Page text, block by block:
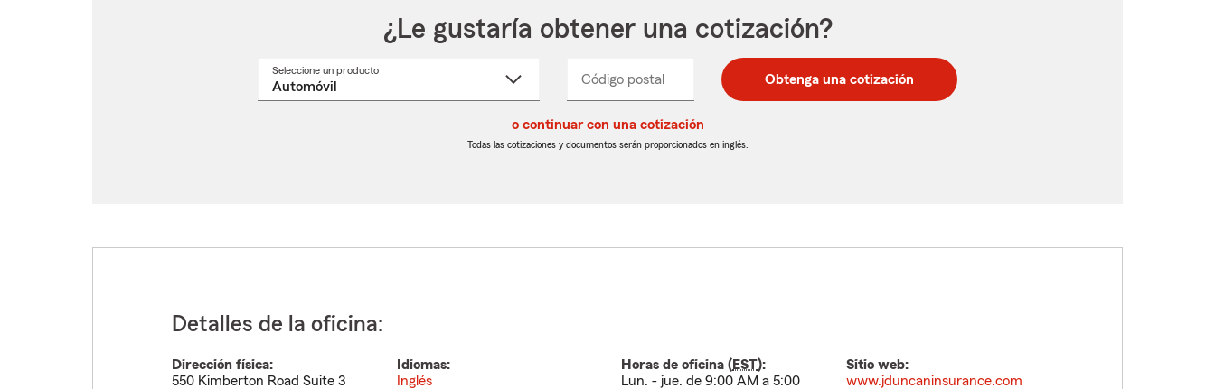
¿Le gustaría obtener una cotización?
Seleccione un productoSeleccione
Código postal
postal
de
postal
de
_____ Obtenga una cotización
o continuar con una cotización
Todas las cotizaciones y documentos serán proporcionados en inglés.
Detalles de la oficina:
Dirección física:
550 Kimberton Road Suite 3
Idiomas:
Inglés
Horas de oficina (EST):
Lun. - jue. de 9:00 AM a 5:00
Sitio web:
www.jduncaninsurance.com